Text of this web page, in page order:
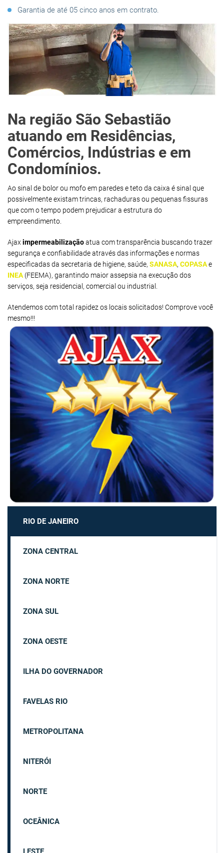
Garantia de até 05 cinco anos em contrato.
Na região São Sebastião
atuando em Residências,
Comércios, Indústrias e em
Condomínios.
Ao sinal de bolor ou mofo em paredes e teto da caixa é sinal que
possivelmente existam trincas, rachaduras ou pequenas fissuras
que com o tempo podem prejudicar a estrutura do
empreendimento.
Ajaximpermeabilizaçãoatua com transparência buscando trazer
segurança e confiabilidade através das informações e normas
especificadas da secretaria de higiene, saúde, SANASA, COPASAe
INEA (FEEMA), garantindo maior assepsia na execução dos
serviços, seja residencial, comercial ou industrial.
Atendemos com total rapidez os locais solicitados! Comprove você
mesmo!!!
RIO DE JANEIRO
ZONA CENTRAL
ZONA NORTE
ZONA SUL
ZONA OESTE
ILHA DO GOVERNADOR
FAVELAS RIO
METROPOLITANA
NITERÓI
NORTE
OCEÂNICA